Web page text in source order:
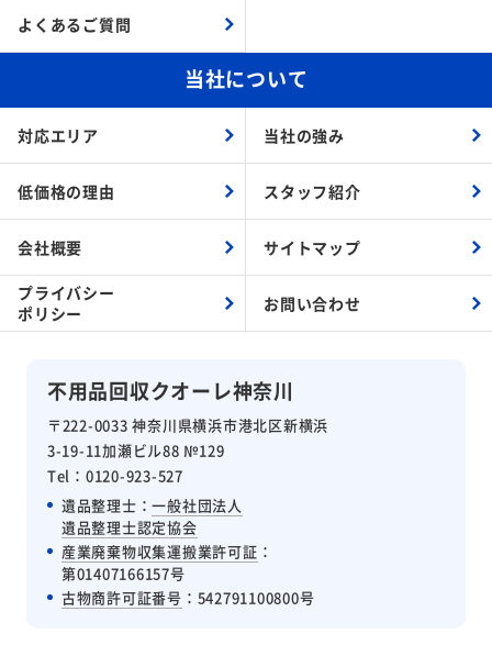
不用品回収クオーレ神奈川
〒222-0033 神奈川県横浜市港北区新横浜
3-19-11加瀬ビル88 №129
Tel：0120-923-527
遺品整理士：一般社団法人
遺品整理士認定協会
産業廃棄物収集運搬業許可証 ：
第01407166157号
古物商許可証番号 ：542791100800号
よくあるご質問
当社について
対応エリア 当社の強み
低価格の理由 スタッフ紹介
会社概要 サイトマップ
プライバシー
ポリシー
お問い合わせ